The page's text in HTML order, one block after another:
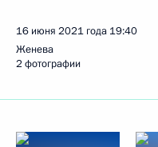
16 июня 2021 года 19:40
Женева
2 фотографии